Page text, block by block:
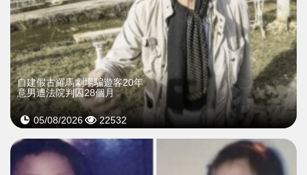
自建假古羅馬劇場騙遊客20年
意男遭法院判囚28個月
05/08/2026 22532